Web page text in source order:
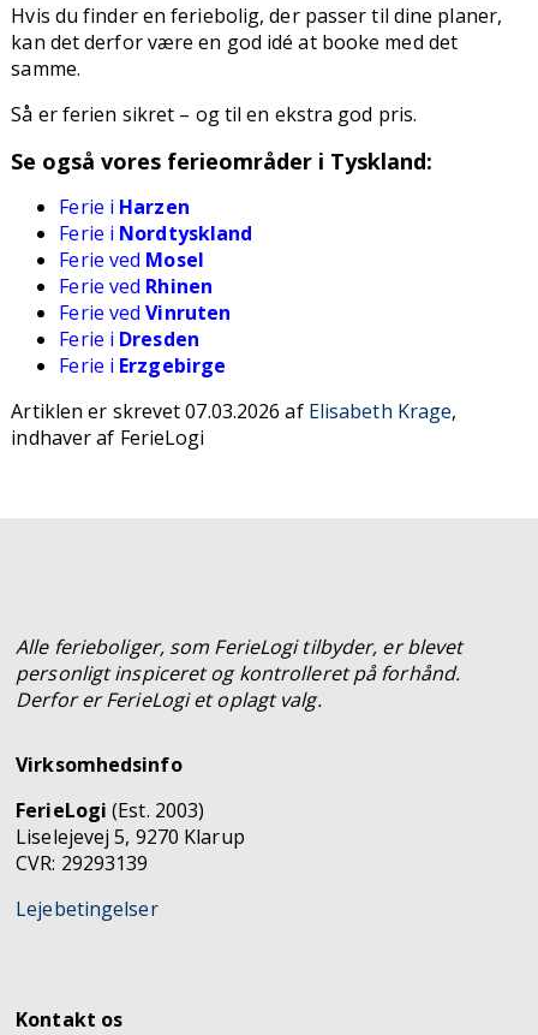
Hvis du finder en feriebolig, der passer til dine planer,
kan det derfor være en god idé at booke med det
samme.
Så er ferien sikret – og til en ekstra god pris.
Se også vores ferieområder i Tyskland:
Ferie i Harzen
Ferie i Nordtyskland
Ferie ved Mosel
Ferie ved Rhinen
Ferie vedVinruten
Ferie i Dresden
Ferie i Erzgebirge
Artiklen er skrevet 07.03.2026 af Elisabeth Krage,
indhaver af FerieLogi
Alle ferieboliger, som FerieLogi tilbyder, er blevet
personligt inspiceret og kontrolleret på forhånd.
Derfor er FerieLogi et oplagt valg.
Virksomhedsinfo
FerieLogi(Est. 2003)
Liselejevej 5, 9270 Klarup
CVR: 29293139
Lejebetingelser
Kontakt os